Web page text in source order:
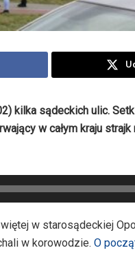
kilka sądeckich ulic.
w całym kraju
w starosądeckiej
w korowodzie. O